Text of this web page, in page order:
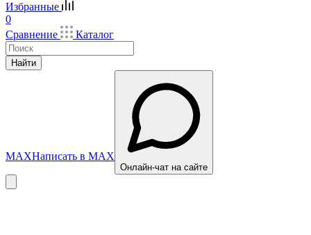
Избранные
0
Сравнение
Каталог
Найти
MAXНаписать в MAX
Онлайн-чат на сайте